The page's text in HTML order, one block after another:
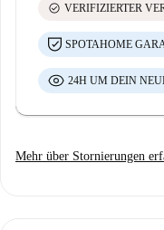
check_circle VERIFIZIERTER
SPOTAHOME
24H UM DEIN
Mehr über Stornierungen